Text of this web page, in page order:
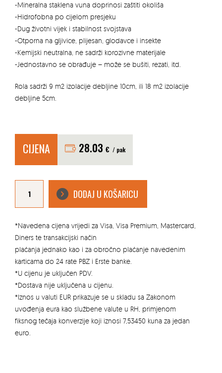
-Mineralna staklena vuna doprinosi zaštiti okoliša
-Hidrofobna po cijelom presjeku
-Dug životni vijek i stabilnost svojstava
-Otporna na gljivice, plijesan, glodavce i insekte
-Kemijski neutralna, ne sadrži korozivne materijale
-Jednostavno se obrađuje – može se bušiti, rezati, itd.
Rola sadrži 9 m2 izolacije debljine 10cm, ili 18 m2 izolacije
debljine 5cm.
CIJENA 28.03 € / pak
MINERALNA
DOMO39
5CM/10CM
18M2
DODAJ U KOŠARICU
*Navedena cijena vrijedi za Visa, Visa Premium, Mastercard,
Diners te transakcijski način
plaćanja jednako kao i za obročno plaćanje navedenim
karticama do 24 rate PBZ i Erste banke.
*U cijenu je uključen PDV.
*Dostava nije uključena u cijenu.
*Iznos u valuti EUR prikazuje se u skladu sa Zakonom
uvođenja eura kao službene valute u RH, primjenom
fiksnog tečaja konverzije koji iznosi 7,53450 kuna za jedan
euro.